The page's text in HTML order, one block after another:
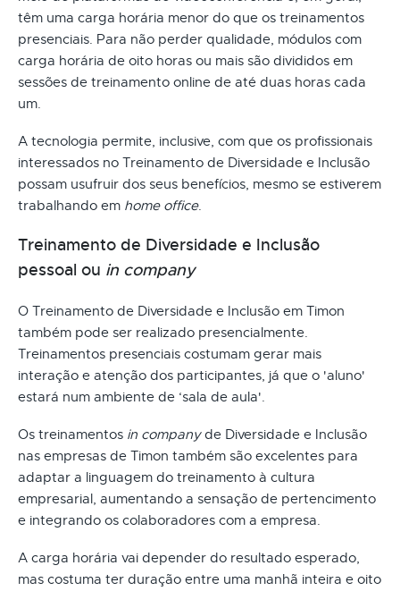
têm uma carga horária menor do que os treinamentos
presenciais. Para não perder qualidade, módulos com
carga horária de oito horas ou mais são divididos em
sessões de treinamento online de até duas horas cada
um.
A tecnologia permite, inclusive, com que os profissionais
interessados no Treinamento de Diversidade e Inclusão
possam usufruir dos seus benefícios, mesmo se estiverem
trabalhando em home office.
Treinamento de Diversidade e Inclusão
pessoal ou in company
O Treinamento de Diversidade e Inclusão em Timon
também pode ser realizado presencialmente.
Treinamentos presenciais costumam gerar mais
interação e atenção dos participantes, já que o 'aluno'
estará num ambiente de ‘sala de aula'.
Os treinamentos in companyde Diversidade e Inclusão
nas empresas de Timon também são excelentes para
adaptar a linguagem do treinamento à cultura
empresarial, aumentando a sensação de pertencimento
e integrando os colaboradores com a empresa.
A carga horária vai depender do resultado esperado,
mas costuma ter duração entre uma manhã inteira e oito